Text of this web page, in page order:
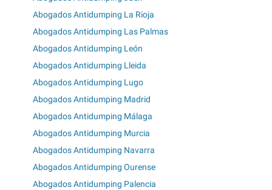
Abogados Antidumping La Rioja
Abogados Antidumping Las Palmas
Abogados Antidumping León
Abogados Antidumping Lleida
Abogados Antidumping Lugo
Abogados Antidumping Madrid
Abogados Antidumping Málaga
Abogados Antidumping Murcia
Abogados Antidumping Navarra
Abogados Antidumping Ourense
Abogados Antidumping Palencia